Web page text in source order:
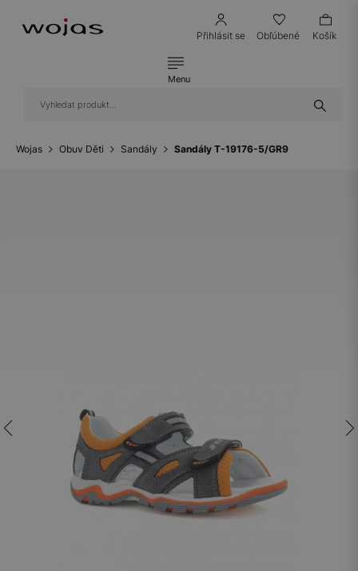
Přihlásit se Obľúbené Košík
Menu
Wojas Obuv Děti Sandály Sandály T-19176-5/GR9